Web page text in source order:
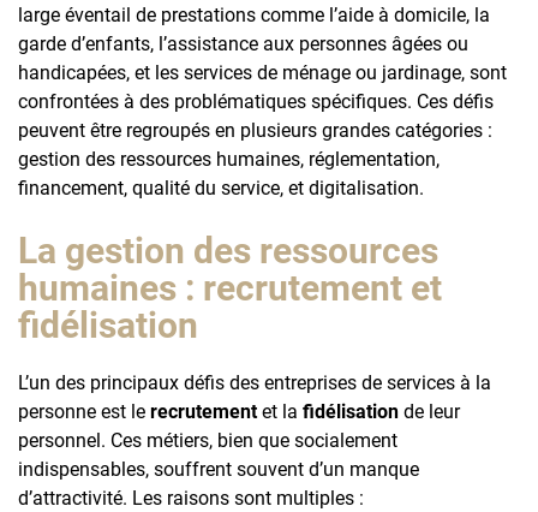
large éventail de prestations comme l’aide à domicile, la
garde d’enfants, l’assistance aux personnes âgées ou
handicapées, et les services de ménage ou jardinage, sont
confrontées à des problématiques spécifiques. Ces défis
peuvent être regroupés en plusieurs grandes catégories :
gestion des ressources humaines, réglementation,
financement, qualité du service, et digitalisation.
La gestion des ressources
humaines : recrutement et
fidélisation
L’un des principaux défis des entreprises de services à la
personne est le recrutementet la fidélisation de leur
personnel. Ces métiers, bien que socialement
indispensables, souffrent souvent d’un manque
d’attractivité. Les raisons sont multiples :